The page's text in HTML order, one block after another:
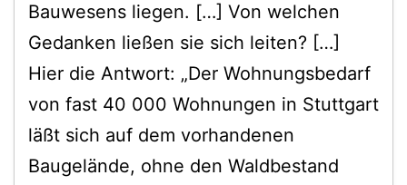
Bauwesens liegen. […] Von welchen
Gedanken ließen sie sich leiten? […]
Hier die Antwort: „Der Wohnungsbedarf
von fast 40 000 Wohnungen in Stuttgart
läßt sich auf dem vorhandenen
Baugelände, ohne den Waldbestand